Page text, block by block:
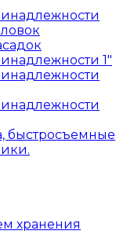
1"
быстросъемные
хранения